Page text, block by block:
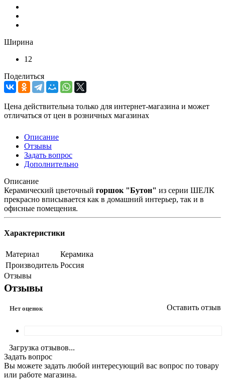
Ширина
12
Поделиться
Цена действительна только для интернет-магазина и может
отличаться от цен в розничных магазинах
Описание
Отзывы
Задать вопрос
Дополнительно
Описание
Керамический цветочный горшок "Бутон" из серии ШЕЛК
прекрасно вписывается как в домашний интерьер, так и в
офисные помещения.
Характеристики
Материал
Керамика
Производитель Россия
Отзывы
Отзывы
Нет оценок Оставить отзыв
Загрузка отзывов...
Задать вопрос
Вы можете задать любой интересующий вас вопрос по товару
или работе магазина.